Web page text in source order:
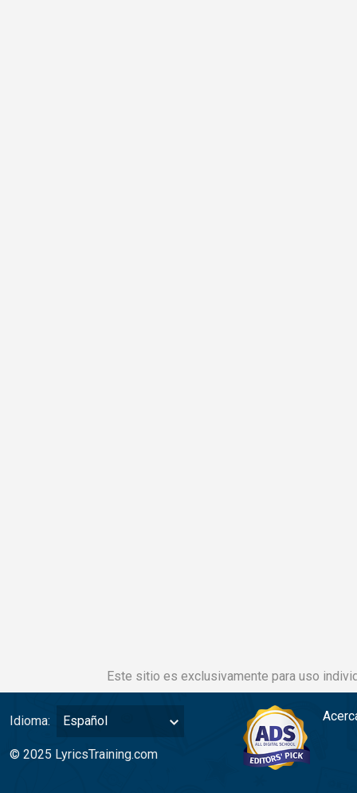
Este sitio es exclusivamente para uso
Idioma: Español
© 2025 LyricsTraining.com